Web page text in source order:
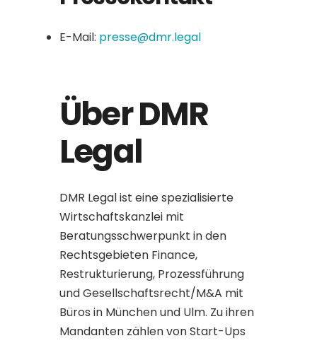
E-Mail: presse@dmr.legal
Über DMR
Legal
DMR Legal ist eine spezialisierte
Wirtschaftskanzlei mit
Beratungsschwerpunkt in den
Rechtsgebieten Finance,
Restrukturierung, Prozessführung
und Gesellschaftsrecht/M&A mit
Büros in München und Ulm. Zu ihren
Mandanten zählen von Start-Ups